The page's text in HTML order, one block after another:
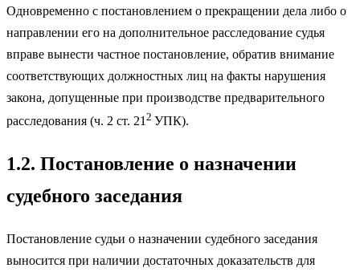
Одновременно с постановлением о прекращении дела либо о
направлении его на дополнительное расследование судья
вправе вынести частное постановление, обратив внимание
соответствующих должностных лиц на факты нарушения
закона, допущенные при производстве предварительного
расследования (ч. 2 ст. 21 2 УПК).
1.2. Постановление о назначении
судебного заседания
Постановление судьи о назначении судебного заседания
выносится при наличии достаточных доказательств для